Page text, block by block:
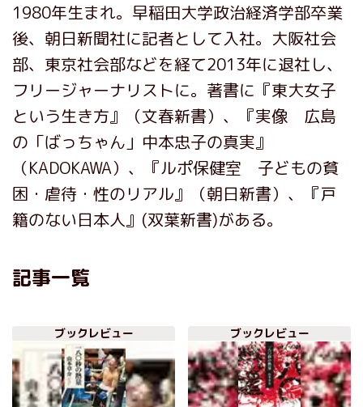
1980年生まれ。早稲田大学政治経済学部卒業
後、朝日新聞社に記者として入社。大阪社会
部、東京社会部などを経て2013年に退社し、
フリージャーナリストに。著書に『東大女子
という生き方』（文春新書）、『実像 広島
の「ばっちゃん」中本忠子の真実』
（KADOKAWA）、『ルポ保健室 子どもの貧
困・虐待・性のリアル』（朝日新書）、『戸
籍のない日本人』(双葉新書)がある。
記事一覧
ブックレビュー ブックレビュー